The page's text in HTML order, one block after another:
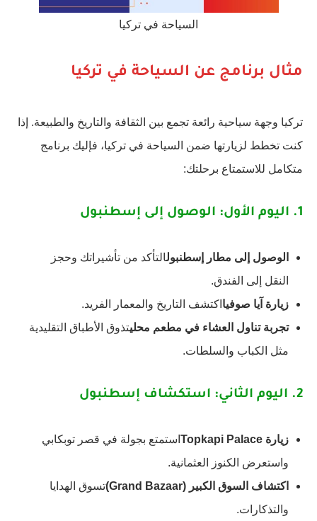
السياحة في تركيا
مثال برنامج عن السياحة في تركيا
تركيا وجهة سياحية رائعة تجمع بين الثقافة والتاريخ والطبيعة. إذا
كنت تخطط لزيارتها ضمن السياحة في تركيا، فإليك برنامج
متكامل للاستمتاع برحلتك:
1. اليوم الأول: الوصول إلى إسطنبول
الوصول إلى مطار إسطنبولالتأكد من تأشيراتك وحجز
النقل إلى الفندق.
زيارة آيا صوفيا اكتشف التاريخ والمعمار الفريد.
تجربة تناول العشاء في مطعم محليتذوق الأطباق التقليدية
مثل الكباب والسلطات.
2. اليوم الثاني: استكشاف إسطنبول
زيارة Topkapi Palace
استمتع بجولة في قصر توبكابي
واستعرض الكنوز العثمانية.
اكتشاف السوق الكبير (Grand Bazaar)
تسوق الهدايا
والتذكارات.